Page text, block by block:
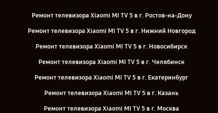
Ремонт телевизора Xiaomi MI TV 5 в г. Ростов-на-Дону
Ремонт телевизора Xiaomi MI TV 5 в г. Нижний Новгород
Ремонт телевизора Xiaomi MI TV 5 в г. Новосибирск
Ремонт телевизора Xiaomi MI TV 5 в г. Челябинск
Ремонт телевизора Xiaomi MI TV 5 в г. Екатеринбург
Ремонт телевизора Xiaomi MI TV 5 в г. Казань
Ремонт телевизора Xiaomi MI TV 5 в г. Москва